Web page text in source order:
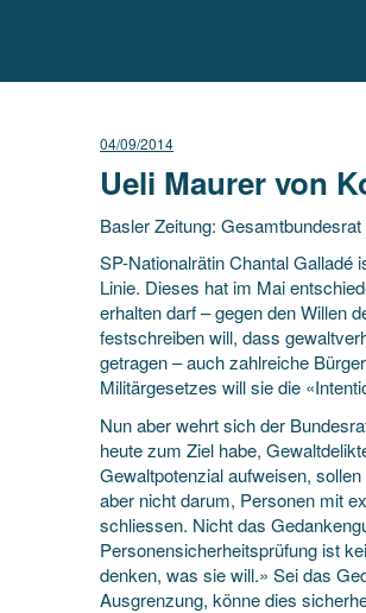
04/09/2014
Ueli Maurer von
Basler Zeitung:
SP-Nationalrätin Chantal
Linie. Dieses hat im Mai
erhalten darf – gegen den Willen
festschreiben will, dass
getragen – auch zahlreiche
Militärgesetzes will sie die
Nun aber wehrt sich der
heute zum Ziel habe,
Gewaltpotenzial aufweisen,
aber nicht darum, Personen mit
schliessen. Nicht das
Personen­sicherheitsprüfung ist
denken, was sie will.» Sei das
Ausgrenzung, könne dies